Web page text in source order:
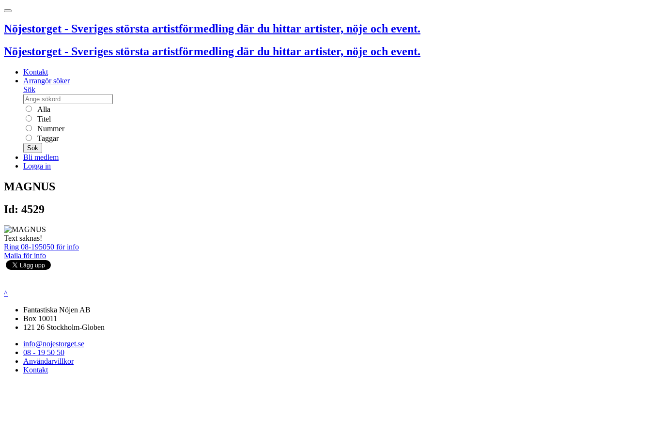
Nöjestorget - Sveriges största artistförmedling där du hittar artister, nöje och event.
Nöjestorget - Sveriges största artistförmedling där du hittar artister, nöje och event.
Kontakt
Arrangör söker
Sök
Alla
Titel
Nummer
Taggar
Sök
Bli medlem
Logga in
MAGNUS
Id: 4529
Text saknas!
Ring 08-195050 för info
Maila för info
^
Fantastiska Nöjen AB
Box 10011
121 26 Stockholm-Globen
info@nojestorget.se
08 - 19 50 50
Användarvillkor
Kontakt